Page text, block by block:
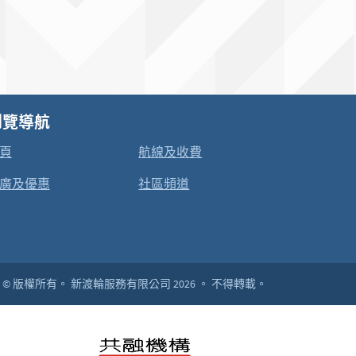
導航
航線及收費
及優惠
社區頻道
© 版權所有。 新渡輪服務有限公司 2026 。 不得轉載。